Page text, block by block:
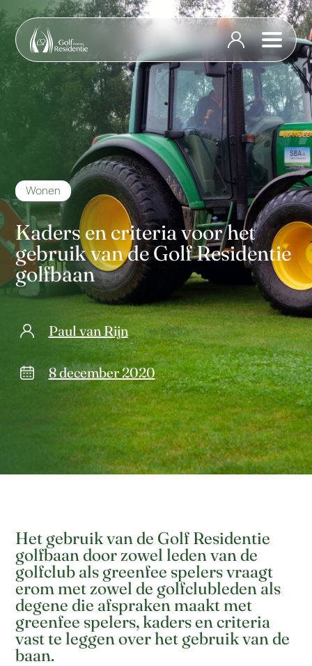
Wonen
Kaders en criteria voor het
gebruik van de Golf Residentie
golfbaan
Paul van Rijn
8 december 2020
Het gebruik van de Golf Residentie
golfbaan door zowel leden van de
golfclub als greenfee spelers vraagt
erom met zowel de golfclubleden als
degene die afspraken maakt met
greenfee spelers, kaders en criteria
vast te leggen over het gebruik van de
baan.